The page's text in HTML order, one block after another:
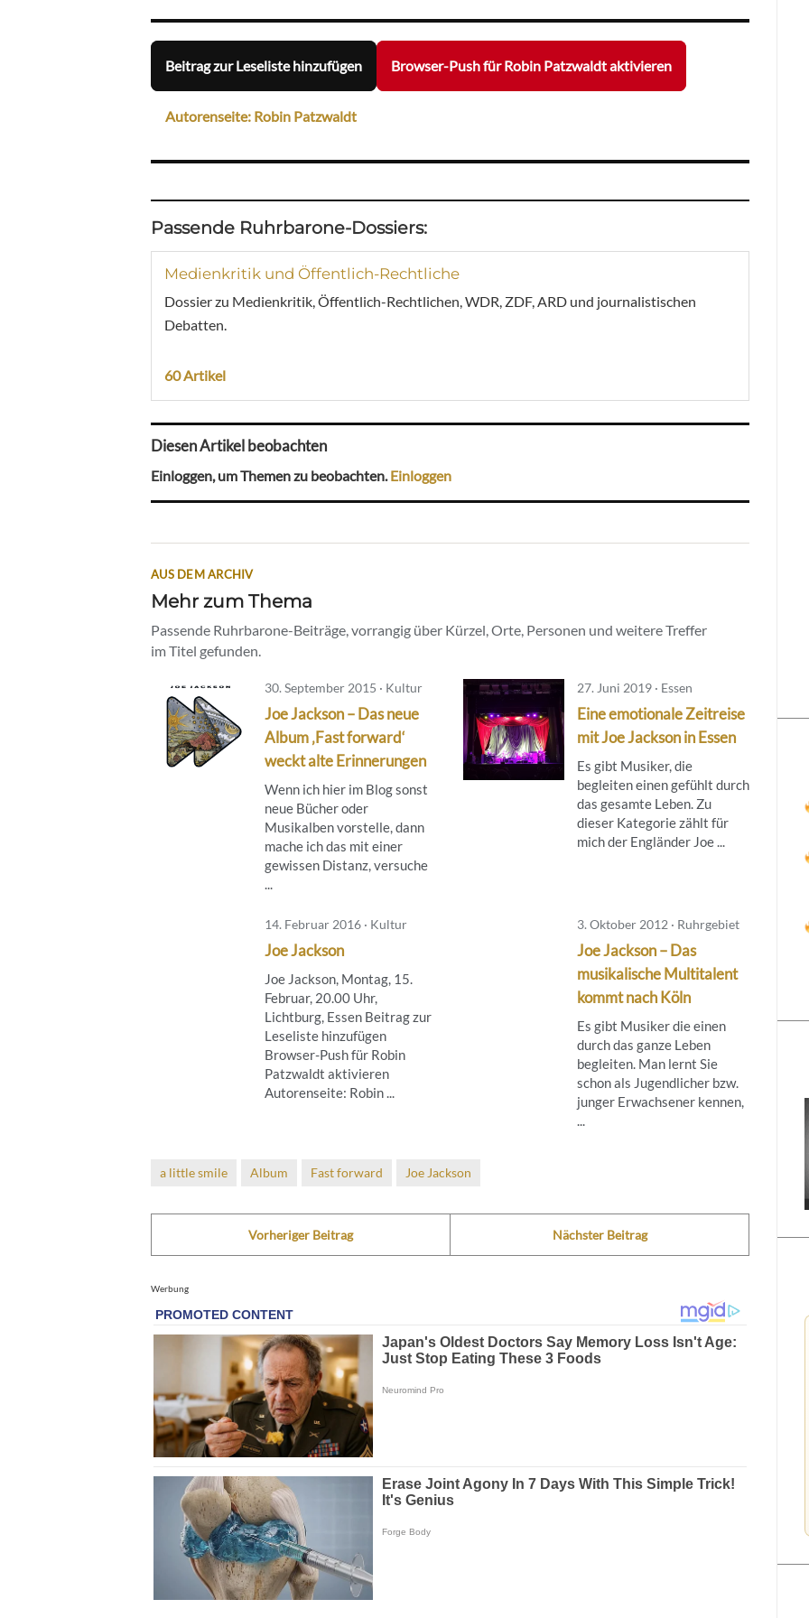
Beitrag zur Leseliste hinzufügen Browser-Push für Robin Patzwaldt aktivieren
Autorenseite: Robin Patzwaldt
Passende Ruhrbarone-Dossiers:
Medienkritik und Öffentlich-Rechtliche
Dossier zu Medienkritik, Öffentlich-Rechtlichen, WDR, ZDF, ARD und journalistischen
Debatten.
60 Artikel
Diesen Artikel beobachten
Einloggen, um Themen zu beobachten.Einloggen
AUS DEM ARCHIV
Mehr zum Thema
Passende Ruhrbarone-Beiträge, vorrangig über Kürzel, Orte, Personen und weitere Treffer
im Titel gefunden.
30. September 2015 · Kultur
Joe Jackson – Das neue
Album ‚Fast forward‘
weckt alte Erinnerungen
Wenn ich hier im Blog sonst
neue Bücher oder
Musikalben vorstelle, dann
mache ich das mit einer
gewissen Distanz, versuche
27. Juni 2019 · Essen
Eine emotionale Zeitreise
mit Joe Jackson in Essen
Es gibt Musiker, die
begleiten einen gefühlt durch
das gesamte Leben. Zu
dieser Kategorie zählt für
mich der Engländer Joe ...
14. Februar 2016 · Kultur
Joe Jackson
Joe Jackson, Montag, 15.
Februar, 20.00 Uhr,
Lichtburg, Essen Beitrag zur
Leseliste hinzufügen
Browser-Push für Robin
Patzwaldt aktivieren
Autorenseite: Robin ...
3. Oktober 2012 · Ruhrgebiet
Joe Jackson – Das
musikalische Multitalent
kommt nach Köln
Es gibt Musiker die einen
durch das ganze Leben
begleiten. Man lernt Sie
schon als Jugendlicher bzw.
junger Erwachsener kennen,
a little smile Album Fast forward Joe Jackson
Vorheriger Beitrag Nächster Beitrag
Werbung